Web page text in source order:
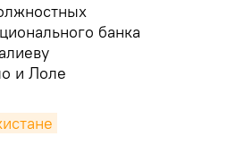
банка
и Лоле